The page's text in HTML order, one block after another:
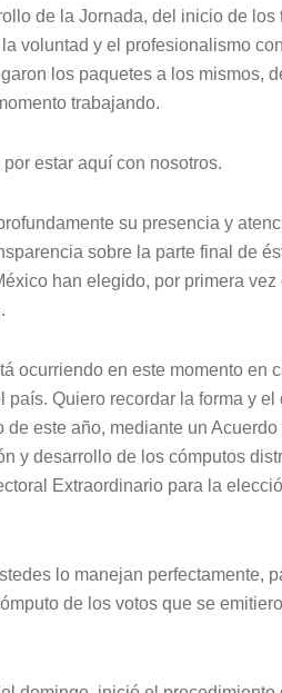
de la Jornada, del inicio de los
voluntad y el profesionalismo
los paquetes a los mismos,
trabajando.
estar aquí con nosotros.
su presencia y
sobre la parte final de
han elegido, por primera vez
ocurriendo en este momento en
Quiero recordar la forma y el
este año, mediante un
y desarrollo de los cómputos
Extraordinario para la
lo manejan perfectamente,
de los votos que se